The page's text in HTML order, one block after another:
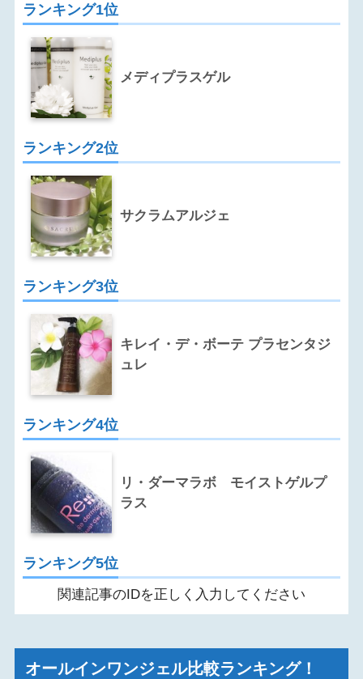
ランキング1位
メディプラスゲル
ランキング2位
サクラムアルジェ
ランキング3位
キレイ・デ・ボーテ プラセンタジ
ュレ
ランキング4位
リ・ダーマラボ モイストゲルプ
ラス
ランキング5位
関連記事のIDを正しく入力してください
オールインワンジェル比較ランキング！